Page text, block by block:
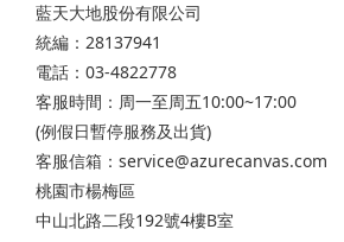
藍天大地股份有限公司
統編：28137941
電話：03-4822778
客服時間：周一至周五10:00~17:00
(例假日暫停服務及出貨)
客服信箱：service@azurecanvas.com
桃園市楊梅區
中山北路二段192號4樓B室